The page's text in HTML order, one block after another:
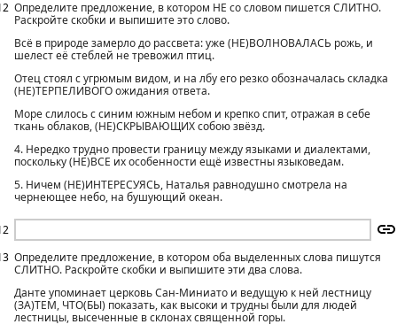
Определите предложение, в котором НЕ со словом пишется СЛИТНО.
Раскройте скобки и выпишите это слово.
Всё в природе замерло до рассвета: уже (НЕ)ВОЛНОВАЛАСЬ рожь, и
шелест её стеблей не тревожил птиц.
Отец стоял с угрюмым видом, и на лбу его резко обозначалась складка
(НЕ)ТЕРПЕЛИВОГО ожидания ответа.
Море слилось с синим южным небом и крепко спит, отражая в себе
ткань облаков, (НЕ)СКРЫВАЮЩИХ собою звёзд.
4. Нередко трудно провести границу между языками и диалектами,
поскольку (НЕ)ВСЕ их особенности ещё известны языковедам.
5. Ничем (НЕ)ИНТЕРЕСУЯСЬ, Наталья равнодушно смотрела на
чернеющее небо, на бушующий океан.
Определите предложение, в котором оба выделенных слова пишутся
СЛИТНО. Раскройте скобки и выпишите эти два слова.
Данте упоминает церковь Сан-Миниато и ведущую к ней лестницу
(ЗА)ТЕМ, ЧТО(БЫ) показать, как высоки и трудны были для людей
лестницы, высеченные в склонах священной горы.